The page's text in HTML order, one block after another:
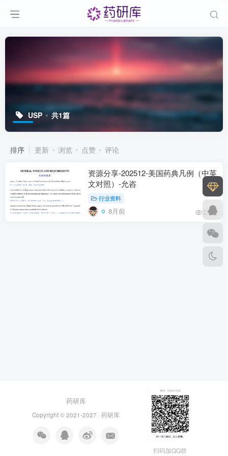
USP 共1篇
排序 更新 浏览 点赞 评论
资源分享-202512-美国药典凡例（中英
文对照）-允咨
行业资料
8月前 274
药研库
Copyright © 2021-2027 · 药研库
扫码加QQ群